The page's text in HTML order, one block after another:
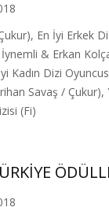
En İyi Erkek
& Erkan
Kadın Dizi
Savaş / Çukur),
(Fi)